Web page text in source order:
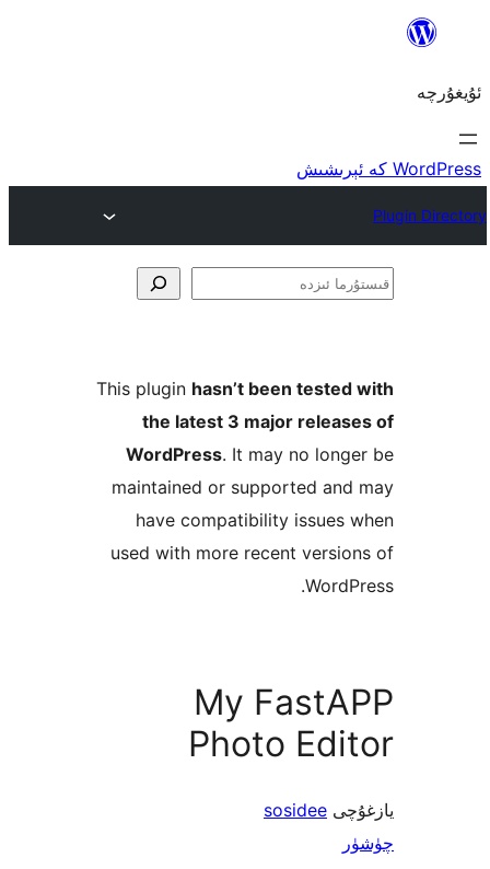
This pluginhasn’t been
the latest 3 major
WordPress . It may no
maintained or supported
have compatibility
used with more recent
My
Photo